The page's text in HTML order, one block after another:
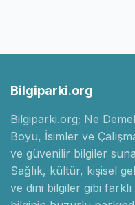
Bilgiparki.org
Bilgiparki.org; Ne
Boyu, İsimler ve
ve güvenilir bilgiler
Sağlık, kültür, kişisel
ve dini bilgiler gibi